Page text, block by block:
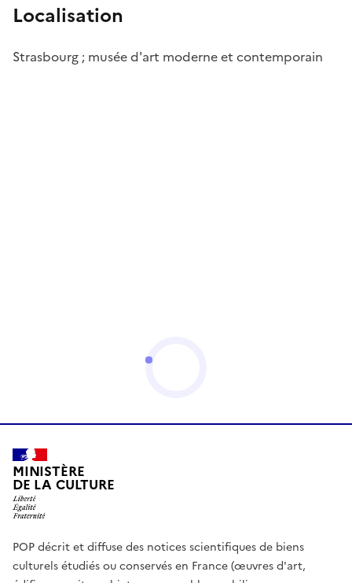
Localisation
Strasbourg ; musée d'art moderne et contemporain
MINISTÈRE
DE LA CULTURE
POP décrit et diffuse des notices scientifiques de biens
culturels étudiés ou conservés en France (œuvres d'art,